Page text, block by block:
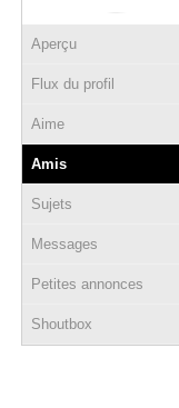
Aperçu
Flux du profil
Aime
Amis
Sujets
Messages
Petites annonces
Shoutbox